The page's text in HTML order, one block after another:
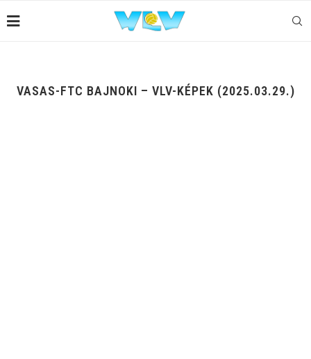
VASAS-FTC BAJNOKI – VLV-KÉPEK (2025.03.29.)